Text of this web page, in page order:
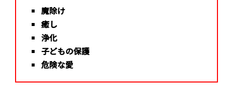
魔除け
癒し
浄化
子どもの保護
危険な愛